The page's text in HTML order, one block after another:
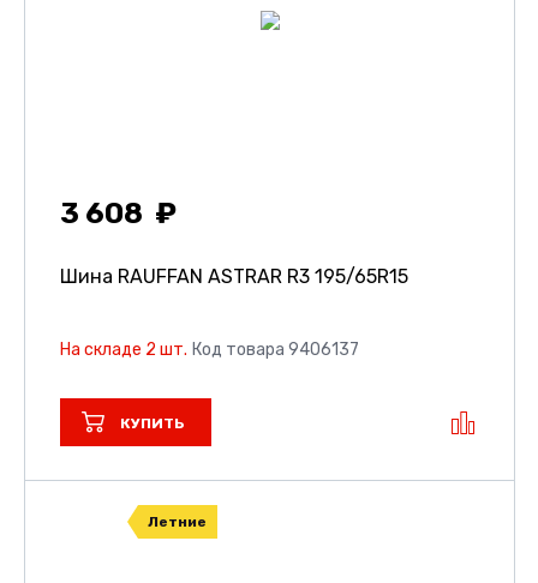
3 608
Шина RAUFFAN ASTRAR R3 195/65R15
На складе 2 шт. Код товара 9406137
КУПИТЬ
Летние